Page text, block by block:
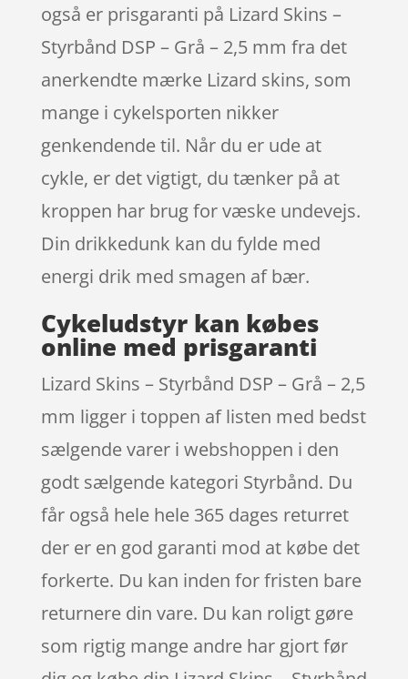
også er prisgaranti på Lizard Skins –
Styrbånd DSP – Grå – 2,5 mm fra det
anerkendte mærke Lizard skins, som
mange i cykelsporten nikker
genkendende til. Når du er ude at
cykle, er det vigtigt, du tænker på at
kroppen har brug for væske undevejs.
Din drikkedunk kan du fylde med
energi drik med smagen af bær.
Cykeludstyr kan købes
online med prisgaranti
Lizard Skins – Styrbånd DSP – Grå – 2,5
mm ligger i toppen af listen med bedst
sælgende varer i webshoppen i den
godt sælgende kategori Styrbånd. Du
får også hele hele 365 dages returret
der er en god garanti mod at købe det
forkerte. Du kan inden for fristen bare
returnere din vare. Du kan roligt gøre
som rigtig mange andre har gjort før